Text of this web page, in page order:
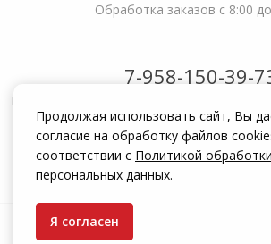
Обработка заказов с 8:00
7-958-150-39-
Не получается решить вопрос или
Информация на сайте zakrepi.ru не
Указанные цены действуют только при
интернет-магазин
© КрепыЖ, 2004 — 2026
Продолжая использовать сайт, Вы
согласие на обработку файлов
соответствии с Политикой обработки
персональных данных.
Я согласен